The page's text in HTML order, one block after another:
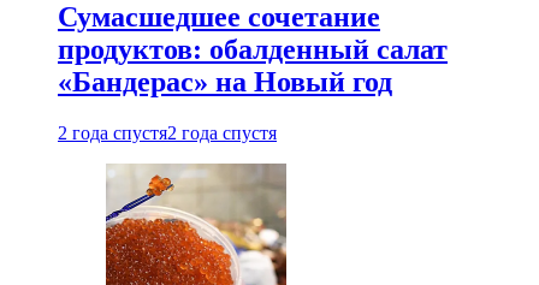
Сумасшедшее сочетание
продуктов: обалденный салат
«Бандерас» на Новый год
2 года спустя2 года спустя